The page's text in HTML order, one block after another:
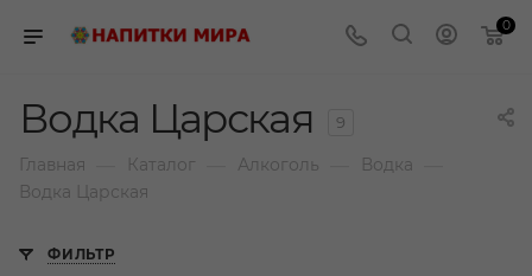
0
Водка Царская 9
Главная Каталог Алкоголь Водка
Водка Царская
ФИЛЬТР